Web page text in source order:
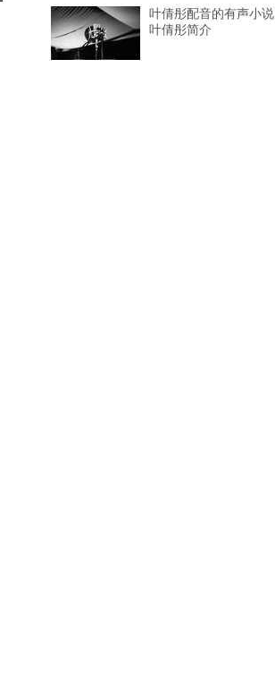
叶倩彤配音的有声小说 配音员
叶倩彤简介